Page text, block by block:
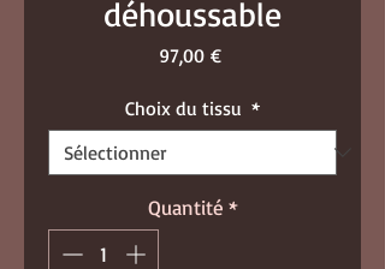
déhoussable
97,00 €Prix
Choix du tissu *
Quantité *